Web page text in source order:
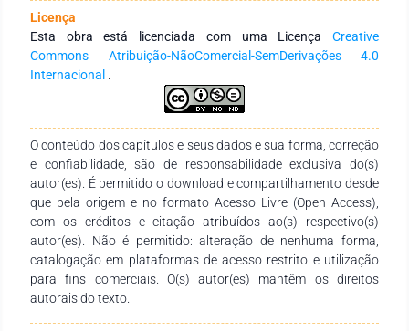
Licença
Esta obra está licenciada com uma Licença Creative
Commons Atribuição-NãoComercial-SemDerivações 4.0
Internacional .
O conteúdo dos capítulos e seus dados e sua forma, correção
e confiabilidade, são de responsabilidade exclusiva do(s)
autor(es). É permitido o download e compartilhamento desde
que pela origem e no formato Acesso Livre (Open Access),
com os créditos e citação atribuídos ao(s) respectivo(s)
autor(es). Não é permitido: alteração de nenhuma forma,
catalogação em plataformas de acesso restrito e utilização
para fins comerciais. O(s) autor(es) mantêm os direitos
autorais do texto.